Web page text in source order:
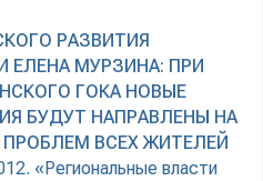
РАЗВИТИЯ
ЕЛЕНА МУРЗИНА: ПРИ
ГОКА НОВЫЕ
БУДУТ НАПРАВЛЕНЫ НА
ВСЕХ ЖИТЕЛЕЙ
«Региональные власти